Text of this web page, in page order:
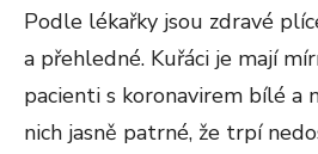
Podle lékařky jsou zdravé
a přehledné. Kuřáci je mají
pacienti s koronavirem bílé a
nich jasně patrné, že trpí